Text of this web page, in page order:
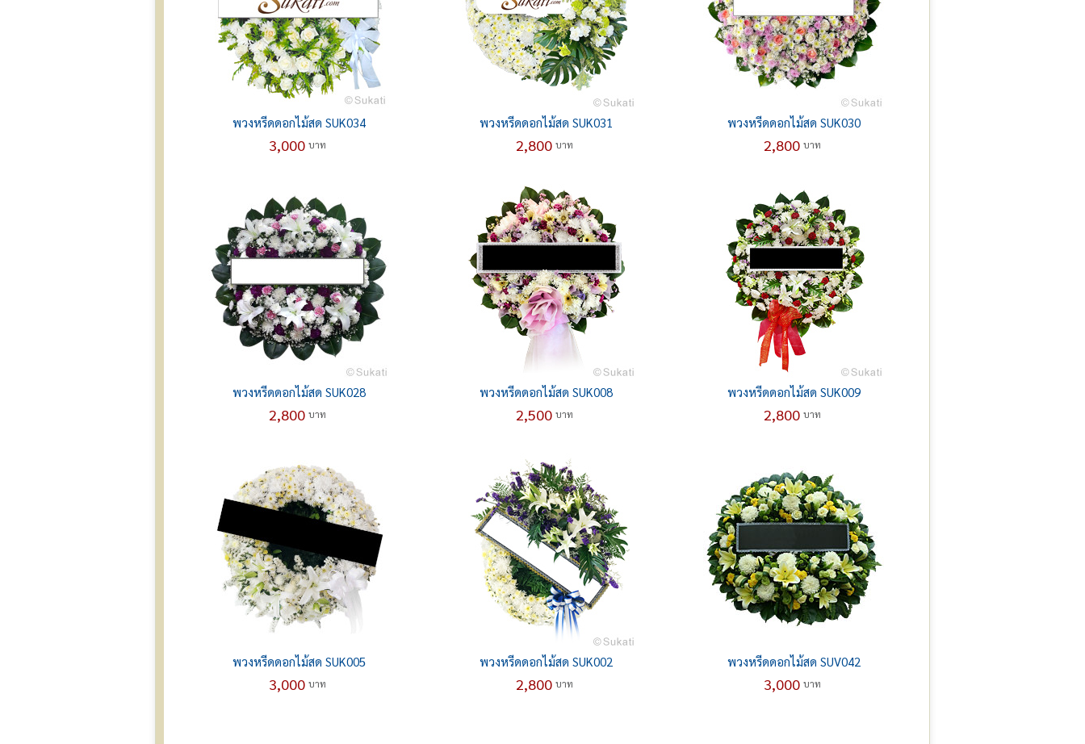
พวงหรีดดอกไม้สด SUK034
3,000 บาท
พวงหรีดดอกไม้สด SUK031
2,800บาท
พวงหรีดดอกไม้สด SUK030
2,800บาท
พวงหรีดดอกไม้สด SUK028
2,800 บาท
พวงหรีดดอกไม้สด SUK008
2,500บาท
พวงหรีดดอกไม้สด SUK009
2,800บาท
พวงหรีดดอกไม้สด SUK005
3,000 บาท
พวงหรีดดอกไม้สด SUK002
2,800บาท
พวงหรีดดอกไม้สด SUV042
3,000บาท